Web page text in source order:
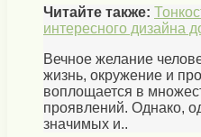
Читайте также:
интересного дизайна
Вечное желание
жизнь, окружение и
воплощается в
проявлений. Однако,
значимых и..